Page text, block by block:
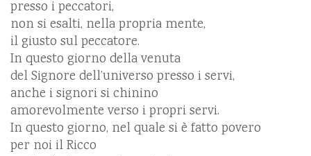
presso i peccatori,
non si esalti, nella propria mente,
il giusto sul peccatore.
In questo giorno della venuta
del Signore dell’universo presso i servi,
anche i signori si chinino
amorevolmente verso i propri servi.
In questo giorno, nel quale si è fatto povero
per noi il Ricco